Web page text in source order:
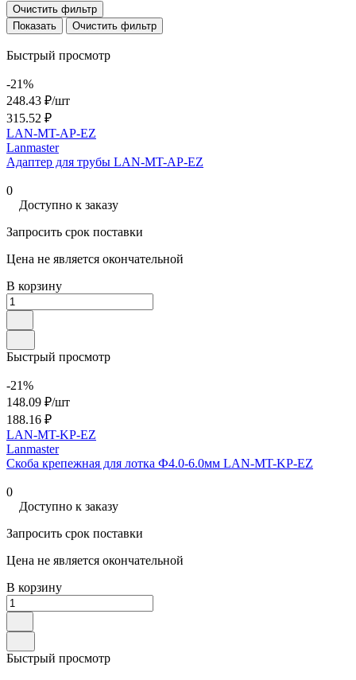
Очистить фильтр
Очистить фильтр
Быстрый просмотр
-21%
248.43 ₽/шт
315.52 ₽
LAN-MT-AP-EZ
Lanmaster
Адаптер для трубы LAN-MT-AP-EZ
0
Доступно к заказу
Запросить срок поставки
Цена не является окончательной
В корзину
Быстрый просмотр
-21%
148.09 ₽/шт
188.16 ₽
LAN-MT-KP-EZ
Lanmaster
Скоба крепежная для лотка Ф4.0-6.0мм LAN-MT-KP-EZ
0
Доступно к заказу
Запросить срок поставки
Цена не является окончательной
В корзину
Быстрый просмотр